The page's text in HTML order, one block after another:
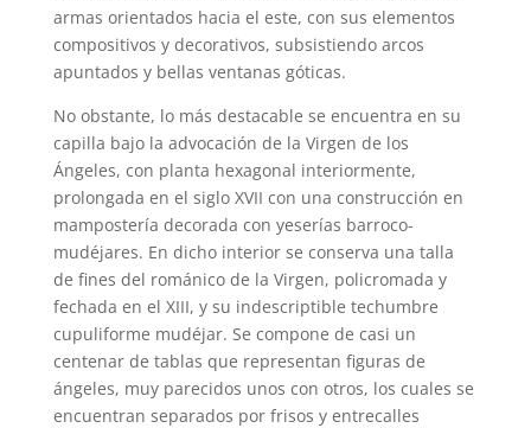
armas orientados hacia el este, con sus elementos
compositivos y decorativos, subsistiendo arcos
apuntados y bellas ventanas góticas.
No obstante, lo más destacable se encuentra en su
capilla bajo la advocación de la Virgen de los
Ángeles, con planta hexagonal interiormente,
prolongada en el siglo XVII con una construcción en
mampostería decorada con yeserías barroco-
mudéjares. En dicho interior se conserva una talla
de fines del románico de la Virgen, policromada y
fechada en el XIII, y su indescriptible techumbre
cupuliforme mudéjar. Se compone de casi un
centenar de tablas que representan figuras de
ángeles, muy parecidos unos con otros, los cuales se
encuentran separados por frisos y entrecalles